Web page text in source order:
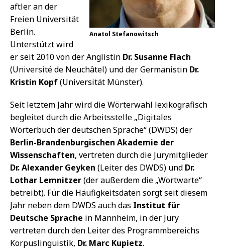
Anatol Stefanowitsch
aftler an der
Freien Universität
Berlin.
Unterstützt wird
er seit 2010 von der Anglistin Dr. Susanne Flach
(Université de Neuchâtel) und der Germanistin Dr.
Kristin Kopf(Universität Münster).
Seit letztem Jahr wird die Wörterwahl lexikografisch
begleitet durch die Arbeitsstelle „Digitales
Wörterbuch der deutschen Sprache“ (DWDS) der
Berlin-Brandenburgischen Akademie der
Wissenschaften, vertreten durch die Jurymitglieder
Dr. Alexander Geyken (Leiter des DWDS) und Dr.
Lothar Lemnitzer(der außerdem die „Wortwarte“
betreibt). Für die Häufigkeitsdaten sorgt seit diesem
Jahr neben dem DWDS auch das Institut für
Deutsche Sprache in Mannheim, in der Jury
vertreten durch den Leiter des Programmbereichs
Korpuslinguistik, Dr. Marc Kupietz.